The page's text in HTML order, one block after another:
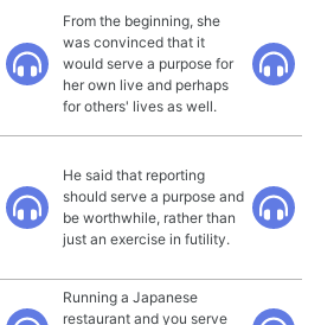
From the beginning, she
was convinced that it
would serve a purpose for
her own live and perhaps
for others' lives as well.
He said that reporting
should serve a purpose and
be worthwhile, rather than
just an exercise in futility.
Running a Japanese
restaurant and you serve